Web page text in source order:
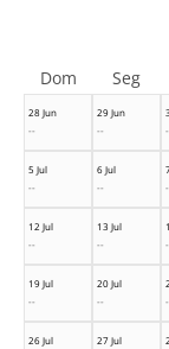
28 Jun
--
29 Jun
--
5 Jul
--
6 Jul
--
12 Jul
--
13 Jul
--
19 Jul
--
20 Jul
--
26 Jul
27 Jul
Dom Seg